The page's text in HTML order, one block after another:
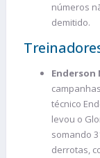
números
demitido.
Enderson
técnico
levou o
somando
derrotas,